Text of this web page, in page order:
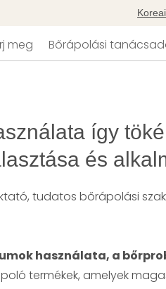
meg Bőrápolási
így
és
tudatos bőrápolási
használata, a
termékek, amelyek